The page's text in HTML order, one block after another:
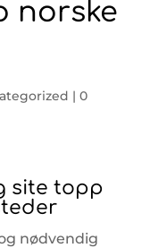
norske
| 0
site topp
nødvendig